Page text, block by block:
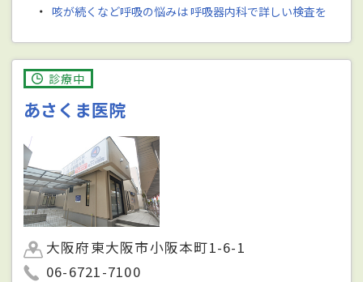
・ 咳が続くなど呼吸の悩みは 呼吸器内科で詳しい検査を
診療中
あさくま医院
大阪府東大阪市小阪本町1-6-1
06-6721-7100